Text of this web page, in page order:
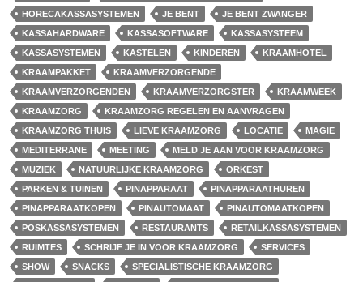
HORECAKASSASYSTEMEN
JE BENT
JE BENT ZWANGER
KASSAHARDWARE
KASSASOFTWARE
KASSASYSTEEM
KASSASYSTEMEN
KASTELEN KINDEREN
KRAAMHOTEL
KRAAMPAKKET
KRAAMVERZORGENDE
KRAAMVERZORGENDEN
KRAAMVERZORGSTER
KRAAMWEEK
KRAAMZORG
KRAAMZORG REGELEN EN AANVRAGEN
KRAAMZORG THUIS
LIEVE KRAAMZORG LOCATIE
MAGIE
MEDITERRANE
MEETING
MELD JE AAN VOOR KRAAMZORG
MUZIEK
NATUURLIJKE KRAAMZORG
ORKEST
PARKEN & TUINEN
PINAPPARAAT
PINAPPARAATHUREN
PINAPPARAATKOPEN
PINAUTOMAAT
PINAUTOMAATKOPEN
POSKASSASYSTEMEN
RESTAURANTS
RETAILKASSASYSTEMEN
RUIMTES
SCHRIJF JE IN VOOR KRAAMZORG
SERVICES
SHOW
SNACKS
SPECIALISTISCHE KRAAMZORG